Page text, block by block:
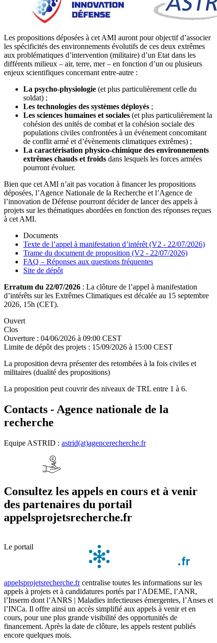
Les propositions déposées à cet AMI auront pour objectif d’associer
les spécificités des environnements évolutifs de ces deux extrêmes
aux problématiques d’intervention (militaire) d’un Etat dans les
différents milieux – air, terre, mer – en fonction d’un ou plusieurs
enjeux scientifiques concernant entre-autre :
La psycho-physiologie (et plus particulièrement celle du
soldat) ;
Les technologies des systèmes déployés ;
Les sciences humaines et sociales (et plus particulièrement la
cohésion des unités de combat et la cohésion sociale des
populations civiles confrontées à un événement concomitant
de conflit armé et d’évènements climatiques extrêmes) ;
La caractérisation physico-chimique des environnements
extrêmes chauds et froids dans lesquels les forces armées
pourront évoluer.
Bien que cet AMI n’ait pas vocation à financer les propositions
déposées, l’Agence Nationale de la Recherche et l’Agence de
l’innovation de Défense pourront décider de lancer des appels à
projets sur les thématiques abordées en fonction des réponses reçues
à cet AMI.
Documents
Texte de l’appel à manifestation d’intérêt (V2 - 22/07/2026)
Trame du document de proposition (V2 - 22/07/2026)
FAQ – Réponses aux questions fréquentes
Site de dépôt
Erratum du 22/07/2026 : La clôture de l’appel à manifestation
d’intérêts sur les Extrêmes Climatiques est décalée au 15 septembre
2026, 15h (CET).
Ouvert
Clos
Ouverture : 04/06/2026 à 09:00 CEST
Limite de dépôt des projets : 15/09/2026 à 15:00 CEST
La proposition devra présenter des retombées à la fois civiles et
militaires (dualité des propositions)
La proposition peut couvrir des niveaux de TRL entre 1 à 6.
Contacts - Agence nationale de la
recherche
Equipe ASTRID : astrid(at)agencerecherche.fr
Consultez les appels en cours et à venir
des partenaires du portail
appelsprojetsrecherche.fr
Le portail
appelsprojetsrecherche.frcentralise toutes les informations sur les
appels à projets et à candidatures portés par l’ADEME, l’ANR,
l’Inserm dont l’ANRS | Maladies infectieuses émergentes, l’Anses et
l’INCa. Il offre ainsi un accès simplifié aux appels à venir et en
cours, pour une plus grande visibilité des opportunités de
financement. Après la date de clôture, les appels restent publiés
encore quelques mois.